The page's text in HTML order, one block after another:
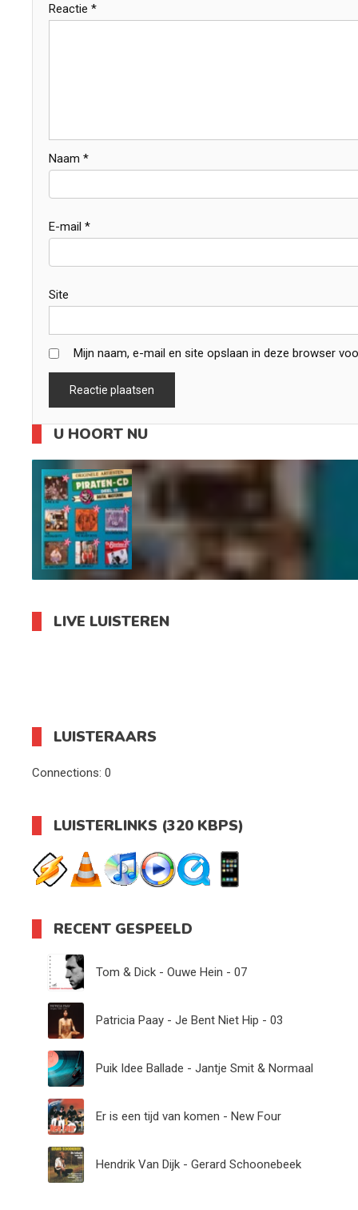
Reactie *
Naam *
E-mail *
Site
Mijn naam, e-mail en site opslaan in deze browser
U HOORT NU
LIVE LUISTEREN
LUISTERAARS
Connections: 0
LUISTERLINKS (320 KBPS)
RECENT GESPEELD
Tom & Dick - Ouwe Hein - 07
Patricia Paay - Je Bent Niet Hip - 03
Puik Idee Ballade - Jantje Smit & Normaal
Er is een tijd van komen - New Four
Hendrik Van Dijk - Gerard Schoonebeek